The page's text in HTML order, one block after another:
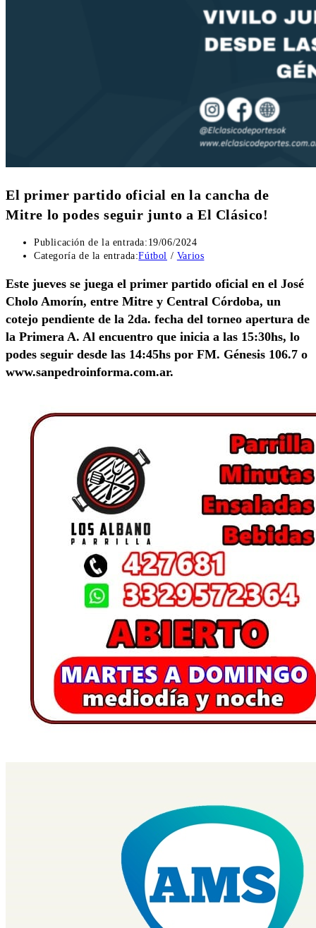
El primer partido oficial en la cancha de
Mitre lo podes seguir junto a El Clásico!
Publicación de la entrada: 19/06/2024
Categoría de la entrada:Fútbol / Varios
Este jueves se juega el primer partido oficial en el José
Cholo Amorín, entre Mitre y Central Córdoba, un
cotejo pendiente de la 2da. fecha del torneo apertura de
la Primera A. Al encuentro que inicia a las 15:30hs, lo
podes seguir desde las 14:45hs por FM. Génesis 106.7 o
www.sanpedroinforma.com.ar.